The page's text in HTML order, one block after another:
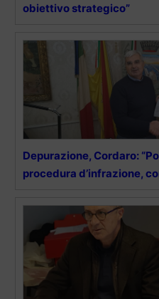
obiettivo strategico”
Depurazione, Cordaro:
procedura d’infrazione,